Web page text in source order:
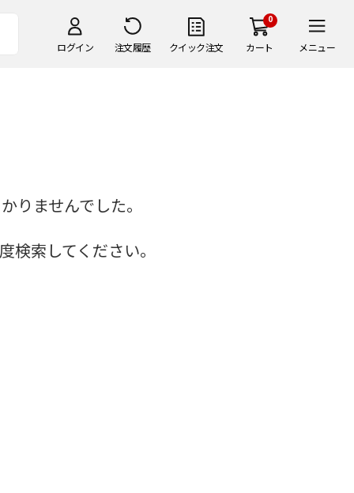
ログイン 注文履歴 クイック注文
0
カート メニュー
りませんでした。
検索してください。